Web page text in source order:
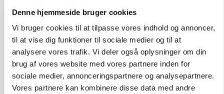
Denne hjemmeside bruger cookies
Vi bruger cookies til at tilpasse vores indhold og annoncer,
til at vise dig funktioner til sociale medier og til at
analysere vores trafik. Vi deler også oplysninger om din
brug af vores website med vores partnere inden for
sociale medier, annonceringspartnere og analysepartnere.
Vores partnere kan kombinere disse data med andre
Ejer eller medejer? Nyt tv-format udfordrer
Annonce